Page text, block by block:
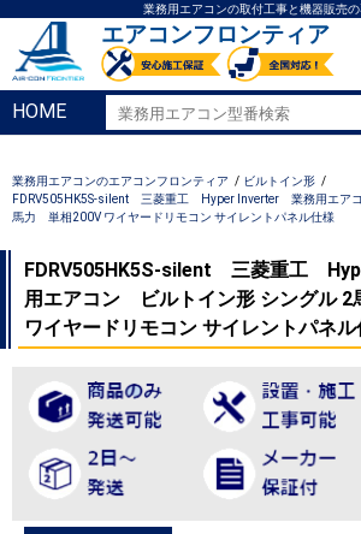
業務用エアコンの取付工事と機器販売
エアコンフロンティア
HOME
業務用エアコンのエアコンフロンティア
ビルトイン形
FDRV505HK5S-silent 三菱重工 Hyper Inverter 業務用エア
馬力 単相200V ワイヤードリモコン サイレントパネル仕様
FDRV505HK5S-silent 三菱重工
用エアコン ビルトイン形 シングル
ワイヤードリモコン サイレントパネ